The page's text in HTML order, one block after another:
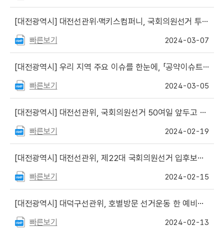
[대전광역시] 대전선관위·맥키스컴퍼니, 국회의원선거 투표참여 홍보
빠른보기 2024-03-07
[대전광역시] 우리 지역 주요 이슈를 한눈에, 「공약이슈트리」 공개
빠른보기 2024-03-05
[대전광역시] 대전선관위, 국회의원선거 50여일 앞두고 투표참여 홍보
빠른보기 2024-02-19
[대전광역시] 대전선관위, 제22대 국회의원선거 입후보설명회 개최
빠른보기 2024-02-15
[대전광역시] 대덕구선관위, 호별방문 선거운동 한 예비후보자 등 고발
빠른보기 2024-02-13